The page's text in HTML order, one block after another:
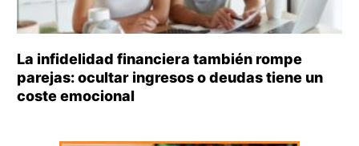
La infidelidad financiera también rompe
parejas: ocultar ingresos o deudas tiene un
coste emocional